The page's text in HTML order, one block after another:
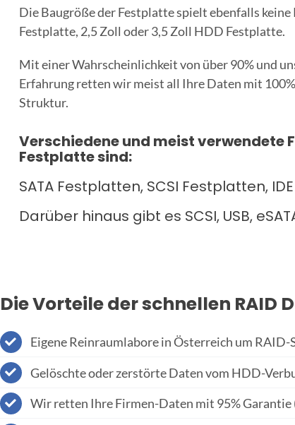
Die Baugröße der Festplatte spielt ebenfalls keine
Festplatte, 2,5 Zoll oder 3,5 Zoll HDD Festplatte.
Mit einer Wahrscheinlichkeit von über 90% und
Erfahrung retten wir meist all Ihre Daten mit
Struktur.
Verschiedene und meist verwendete
Festplatte sind:
SATA Festplatten, SCSI Festplatten,
Darüber hinaus gibt es SCSI, USB,
Die Vorteile der schnellen RAID
Eigene Reinraumlabore in Österreich um RAID-
Gelöschte oder zerstörte Daten vom HDD-
Wir retten Ihre Firmen-Daten mit 95%